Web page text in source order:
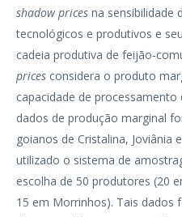
shadow prices na sensibilidade
tecnológicos e produtivos e
cadeia produtiva de feijão-
prices considera o produto
capacidade de processamento
dados de produção marginal
goianos de Cristalina, Joviânia
utilizado o sistema de
escolha de 50 produtores (20
15 em Morrinhos). Tais dados